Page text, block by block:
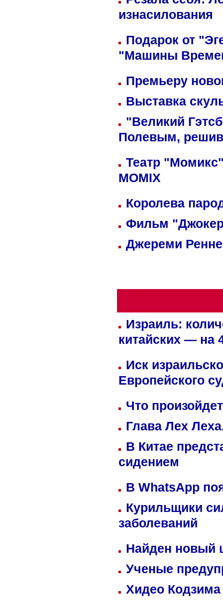
изнасилования
Подарок от
"Машины
Премьеру
Выставка
"Великий
Полевым,
Театр
MOMIX
Королева
Фильм
Джереми
Израиль:
китайских — на
Иск
Европейского
Что
Глава Лех
В Китае
сидением
В WhatsApp
Курильщики
заболеваний
Найден
Ученые
Хидео